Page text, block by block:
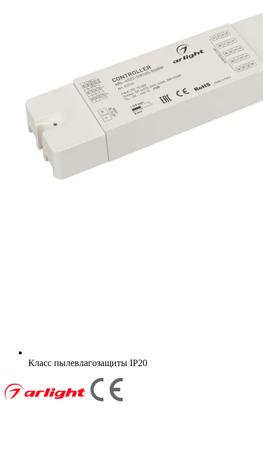
Класс пылевлагозащиты IP20